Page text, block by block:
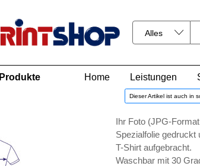
Produkte Home Leistungen
Dieser Artikel ist auch in
Ihr Foto (JPG-
Spezialfolie gedruckt
T-Shirt aufgebracht.
Waschbar mit 30